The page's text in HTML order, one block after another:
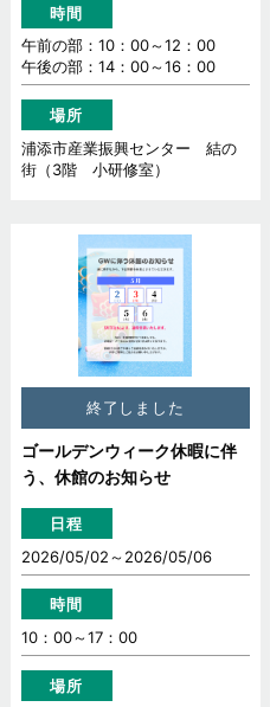
時間
午前の部：10：00～12：00
午後の部：14：00～16：00
場所
浦添市産業振興センター 結の
街（3階 小研修室）
終了しました
ゴールデンウィーク休暇に伴
う、休館のお知らせ
日程
2026/05/02～2026/05/06
時間
10：00～17：00
場所